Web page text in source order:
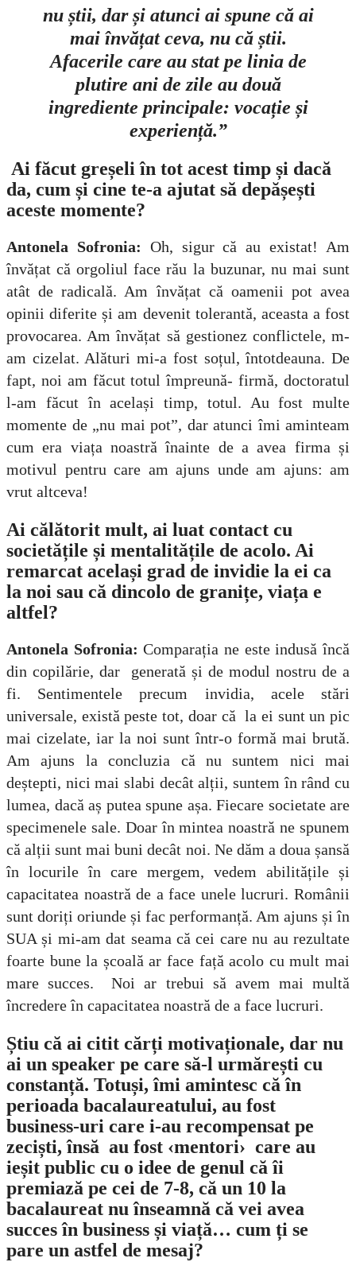
nu știi, dar și atunci ai spune că ai
mai învățat ceva, nu că știi.
Afacerile care au stat pe linia de
plutire ani de zile au două
ingrediente principale: vocație și
experiență.”
Ai făcut greșeli în tot acest timp și dacă
da, cum și cine te-a ajutat să depășești
aceste momente?
Antonela Sofronia: Oh, sigur că au existat! Am
învățat că orgoliul face rău la buzunar, nu mai sunt
atât de radicală. Am învățat că oamenii pot avea
opinii diferite și am devenit tolerantă, aceasta a fost
provocarea. Am învățat să gestionez conflictele, m-
am cizelat. Alături mi-a fost soțul, întotdeauna. De
fapt, noi am făcut totul împreună- firmă, doctoratul
l-am făcut în același timp, totul. Au fost multe
momente de „nu mai pot”, dar atunci îmi aminteam
cum era viața noastră înainte de a avea firma și
motivul pentru care am ajuns unde am ajuns: am
vrut altceva!
Ai călătorit mult, ai luat contact cu
societățile și mentalitățile de acolo. Ai
remarcat același grad de invidie la ei ca
la noi sau că dincolo de granițe, viața e
altfel?
Antonela Sofronia:Comparația ne este indusă încă
din copilărie, dar generată și de modul nostru de a
fi. Sentimentele precum invidia, acele stări
universale, există peste tot, doar că la ei sunt un pic
mai cizelate, iar la noi sunt într-o formă mai brută.
Am ajuns la concluzia că nu suntem nici mai
deștepti, nici mai slabi decât alții, suntem în rând cu
lumea, dacă aș putea spune așa. Fiecare societate are
specimenele sale. Doar în mintea noastră ne spunem
că alții sunt mai buni decât noi. Ne dăm a doua șansă
în locurile în care mergem, vedem abilitățile și
capacitatea noastră de a face unele lucruri. Românii
sunt doriți oriunde și fac performanță. Am ajuns și în
SUA și mi-am dat seama că cei care nu au rezultate
foarte bune la școală ar face față acolo cu mult mai
mare succes. Noi ar trebui să avem mai multă
încredere în capacitatea noastră de a face lucruri.
Știu că ai citit cărți motivaționale, dar nu
ai un speaker pe care să-l urmărești cu
constanță. Totuși, îmi amintesc că în
perioada bacalaureatului, au fost
business-uri care i-au recompensat pe
zeciști, însă au fost ‹mentori› care au
ieșit public cu o idee de genul că îi
premiază pe cei de 7-8, că un 10 la
bacalaureat nu înseamnă că vei avea
succes în business și viață… cum ți se
pare un astfel de mesaj?